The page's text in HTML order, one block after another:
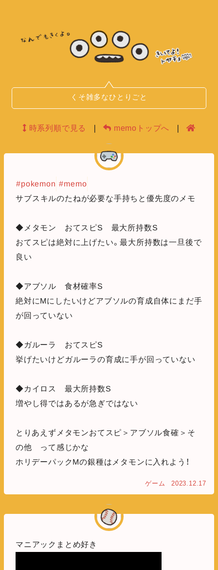
くそ雑多なひとりごと
時系列順で見る memoトップへ
#pokemon #memo
サブスキルのたねが必要な手持ちと優先度のメモ
◆メタモン おてスピS 最大所持数S
おてスピは絶対に上げたい。最大所持数は一旦後で
良い
◆アブソル 食材確率S
絶対にMにしたいけどアブソルの育成自体にまだ手
が回っていない
◆ガルーラ おてスピS
挙げたいけどガルーラの育成に手が回っていない
◆カイロス 最大所持数S
増やし得ではあるが急ぎではない
とりあえずメタモンおてスピ＞アブソル食確＞そ
の他 って感じかな
ホリデーパックMの銀種はメタモンに入れよう！
ゲーム 2023.12.17
マニアックまとめ好き